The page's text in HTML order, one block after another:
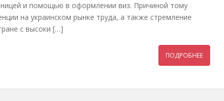
и помощью в оформлении виз. Причиной тому
на украинском рынке труда, а также стремление
с высоки […]
ПОДРОБНЕЕ